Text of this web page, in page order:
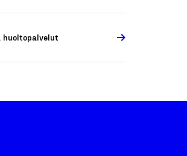
huoltopalvelut